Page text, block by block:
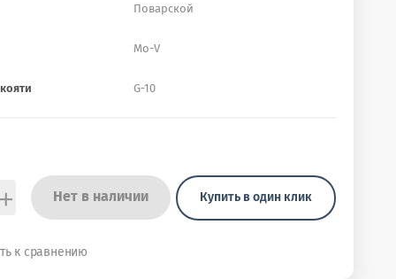
Поварской
Mo-V
G-10
Нет в наличии Купить в один клик
к сравнению